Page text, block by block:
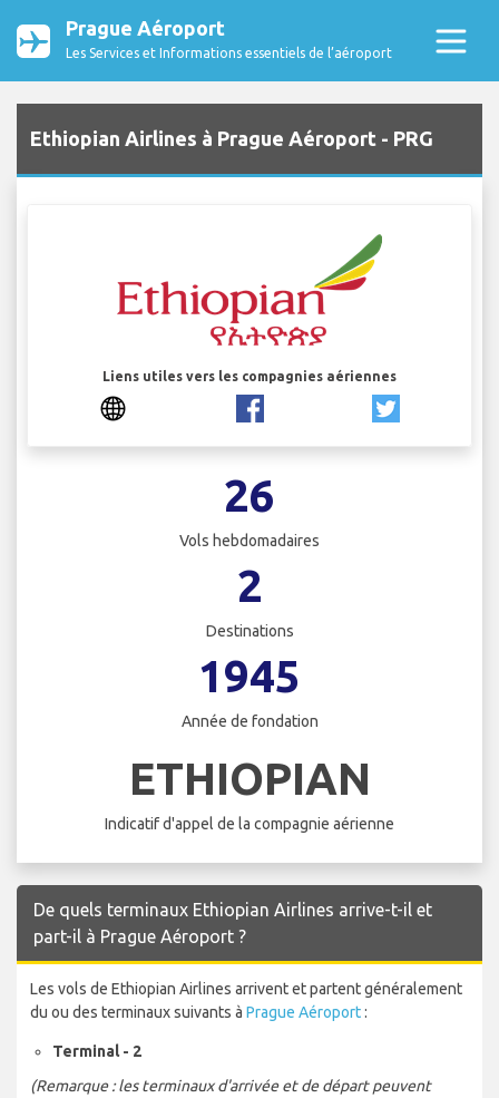
Prague Aéroport
Les Services et Informations essentiels de l’aéroport
Ethiopian Airlines à Prague Aéroport - PRG
Liens utiles vers les compagnies aériennes
26
Vols hebdomadaires
2
Destinations
1945
Année de fondation
ETHIOPIAN
Indicatif d'appel de la compagnie aérienne
De quels terminaux Ethiopian Airlines arrive-t-il et
part-il à Prague Aéroport ?
Les vols de Ethiopian Airlines arrivent et partent généralement
du ou des terminaux suivants à Prague Aéroport:
Terminal - 2
(Remarque : les terminaux d'arrivée et de départ peuvent